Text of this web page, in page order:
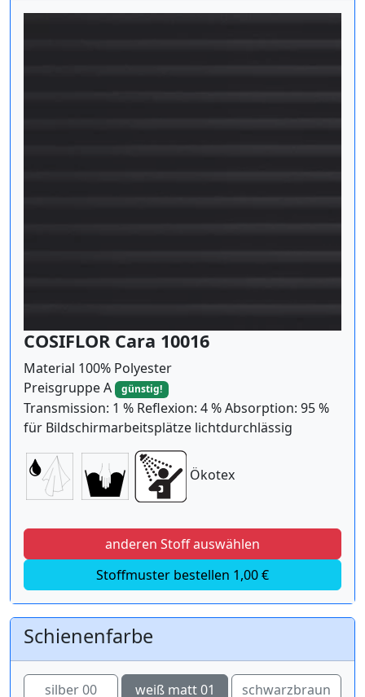
COSIFLOR Cara 10016
Material 100% Polyester
Preisgruppe A
günstig!
Transmission: 1 % Reflexion: 4 % Absorption: 95 %
für Bildschirmarbeitsplätze lichtdurchlässig
Ökotex
anderen Stoff auswählen
Stoffmuster bestellen 1,00 €
Schienenfarbe
silber 00 weiß matt 01 schwarzbraun